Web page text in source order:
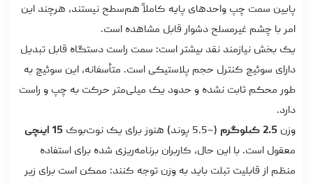
پایین سمت چپ واحدهای پایه کاملاً هم‌سطح نیستند، هرچند این
امر با چشم غیرمسلح دشوار قابل مشاهده است.
یک بخش نیازمند نقد بیشتر است: سمت راست دستگاه قابل تبدیل
دارای سوئیچ کنترل حجم پلاستیکی است. متأسفانه، این سوئیچ به
طور محکم ثابت نشده و حدود یک میلی‌متر حرکت به چپ و راست
دارد.
وزن 2.5 کیلوگرم (~5.5 پوند) هنوز برای یک نوت‌بوک
15 اینچی
معقول است. با این حال، کاربران برنامه‌ریزی شده برای استفاده
منظم از قابلیت تبلت باید به وزن توجه کنند: ممکن است برای زیر